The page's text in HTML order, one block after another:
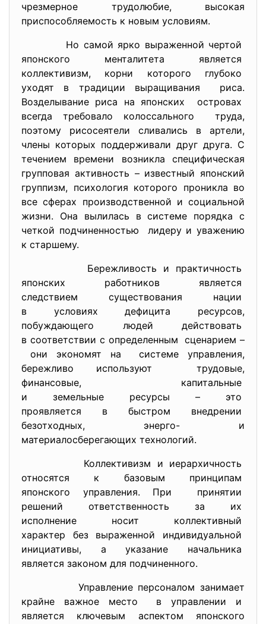
чрезмерное трудолюбие, высокая
приспособляемость к новым условиям.
Но самой ярко выраженной чертой
японского менталитета является
коллективизм, корни которого глубоко
уходят в традиции выращивания риса.
Возделывание риса на японских островах
всегда требовало колоссального труда,
поэтому рисосеятели сливались в артели,
члены которых поддерживали друг друга. С
течением времени возникла специфическая
групповая активность – известный японский
группизм, психология которого проникла во
все сферах производственной и социальной
жизни. Она вылилась в системе порядка с
четкой подчиненностью лидеру и уважению
к старшему.
Бережливость и практичность
японских работников является
следствием существования нации
в условиях дефицита ресурсов,
побуждающего людей действовать
в соответствии с определенным сценарием –
они экономят на системе управления,
бережливо используют трудовые,
финансовые, капитальные
и земельные ресурсы – это
проявляется в быстром внедрении
безотходных, энерго- и
материалосберегающих технологий.
Коллективизм и иерархичность
относятся к базовым принципам
японского управления. При принятии
решений ответственность за их
исполнение носит коллективный
характер без выраженной индивидуальной
инициативы, а указание начальника
является законом для подчиненного.
Управление персоналом занимает
крайне важное место в управлении и
является ключевым аспектом японского